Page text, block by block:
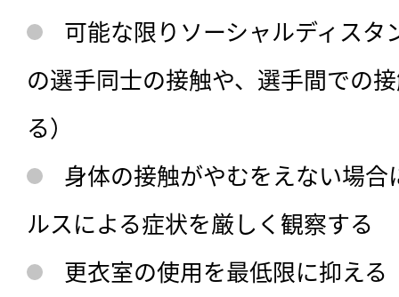
可能な限りソーシャルディス
の選手同士の接触や、選手間での
る）
身体の接触がやむをえない場
ルスによる症状を厳しく観察する
更衣室の使用を最低限に抑える